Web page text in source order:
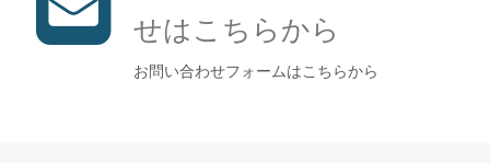
せはこちらから
お問い合わせフォームはこちらから